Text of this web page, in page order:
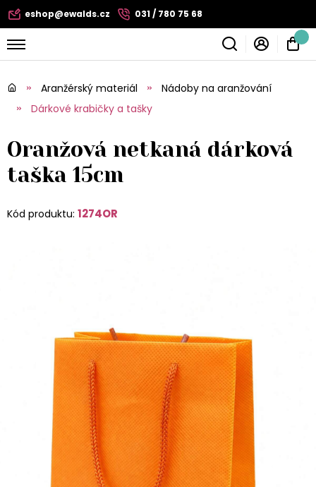
eshop@ewalds.cz 031 / 780 75 68
Aranžérský materiál
Nádoby na aranžování
Dárkové krabičky a tašky
Oranžová netkaná dárková
taška 15cm
Kód produktu: 1274OR